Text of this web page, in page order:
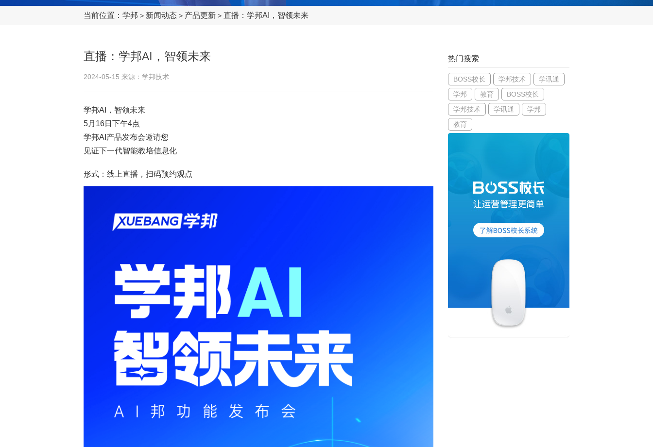
当前位置： 学邦 > 新闻动态 > 产品更新 > 直播：学邦AI，智领未来
直播：学邦AI，智领未来
2024-05-15 来源：学邦技术
学邦AI，智领未来
5月16日下午4点
学邦AI产品发布会邀请您
见证下一代智能教培信息化
形式：线上直播，扫码预约观点
热门搜索
BOSS校长 学邦技术
学讯通
学邦
教育
BOSS校长
学邦技术
学讯通
学邦
教育